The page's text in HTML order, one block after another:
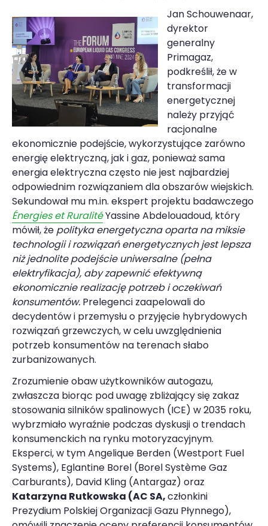
Jan Schouwenaar,
dyrektor
generalny
Primagaz,
podkreślił, że w
transformacji
energetycznej
należy przyjąć
racjonalne
ekonomicznie podejście, wykorzystujące zarówno
energię elektryczną, jak i gaz, ponieważ sama
energia elektryczna często nie jest najbardziej
odpowiednim rozwiązaniem dla obszarów wiejskich.
Sekundował mu m.in. ekspert projektu badawczego
Énergies et RuralitéYassine Abdelouadoud, który
mówił, że polityka energetyczna oparta na miksie
technologii i rozwiązań energetycznych jest lepsza
niż jednolite podejście uniwersalne (pełna
elektryfikacja), aby zapewnić efektywną
ekonomicznie realizację potrzeb i oczekiwań
konsumentów. Prelegenci zaapelowali do
decydentów i przemysłu o przyjęcie hybrydowych
rozwiązań grzewczych, w celu uwzględnienia
potrzeb konsumentów na terenach słabo
zurbanizowanych.
Zrozumienie obaw użytkowników autogazu,
zwłaszcza biorąc pod uwagę zbliżający się zakaz
stosowania silników spalinowych (ICE) w 2035 roku,
wybrzmiało wyraźnie podczas dyskusji o trendach
konsumenckich na rynku motoryzacyjnym.
Eksperci, w tym Angelique Berden (Westport Fuel
Systems), Eglantine Borel (Borel Système Gaz
Carburants), David Kling (Antargaz) oraz
Katarzyna Rutkowska (AC SA,członkini
Prezydium Polskiej Organizacji Gazu Płynnego),